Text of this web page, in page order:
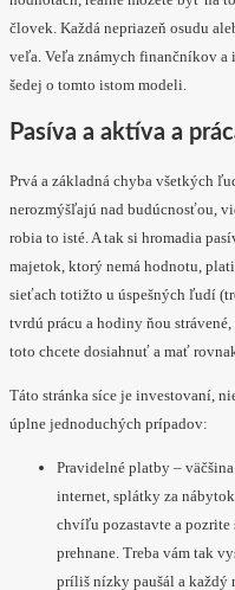
človek. Každá nepriazeň osudu
veľa. Veľa známych finančníkov a
šedej o tomto istom modeli.
Pasíva a aktíva a
Prvá a základná chyba všetkých
nerozmýšľajú nad budúcnosťou,
robia to isté. A tak si hromadia
majetok, ktorý nemá hodnotu,
sieťach totižto u úspešných ľudí
tvrdú prácu a hodiny ňou
toto chcete dosiahnuť a mať
Táto stránka síce je investovaní,
úplne jednoduchých prípadov:
Pravidelné platby –
internet, splátky za
chvíľu pozastavte a pozrite
prehnane. Treba vám tak
príliš nízky paušál a každý